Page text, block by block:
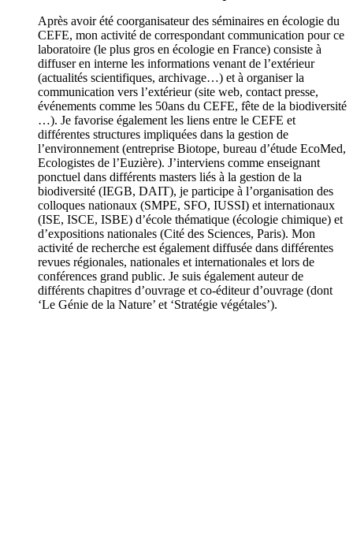
Après avoir été coorganisateur des séminaires en écologie du
CEFE, mon activité de correspondant communication pour ce
laboratoire (le plus gros en écologie en France) consiste à
diffuser en interne les informations venant de l’extérieur
(actualités scientifiques, archivage…) et à organiser la
communication vers l’extérieur (site web, contact presse,
événements comme les 50ans du CEFE, fête de la biodiversité
…). Je favorise également les liens entre le CEFE et
différentes structures impliquées dans la gestion de
l’environnement (entreprise Biotope, bureau d’étude EcoMed,
Ecologistes de l’Euzière). J’interviens comme enseignant
ponctuel dans différents masters liés à la gestion de la
biodiversité (IEGB, DAIT), je participe à l’organisation des
colloques nationaux (SMPE, SFO, IUSSI) et internationaux
(ISE, ISCE, ISBE) d’école thématique (écologie chimique) et
d’expositions nationales (Cité des Sciences, Paris). Mon
activité de recherche est également diffusée dans différentes
revues régionales, nationales et internationales et lors de
conférences grand public. Je suis également auteur de
différents chapitres d’ouvrage et co-éditeur d’ouvrage (dont
‘Le Génie de la Nature’ et ‘Stratégie végétales’).